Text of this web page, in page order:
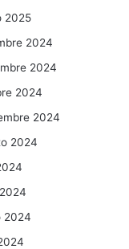
2025
2024
2024
2024
2024
2024
2024